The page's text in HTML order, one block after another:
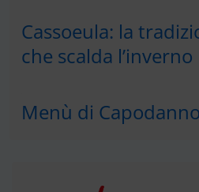
Cassoeula: la
che scalda l’inverno
Menù di